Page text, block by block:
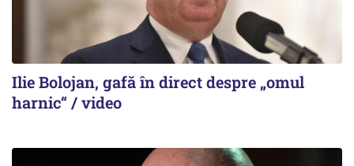
Ilie Bolojan, gafă în direct despre „omul
harnic“ / video